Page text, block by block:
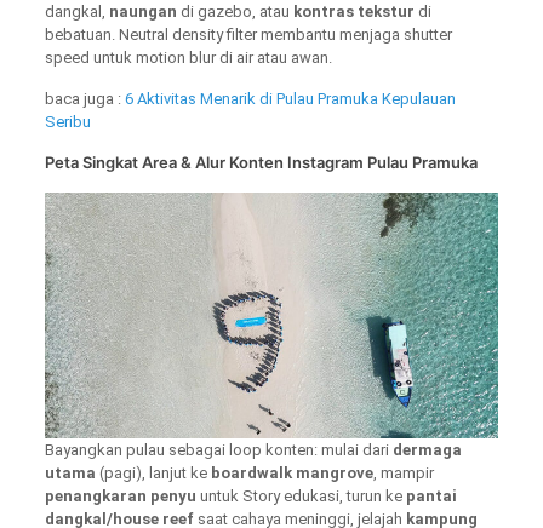
dangkal, naungan di gazebo, atau kontras tekstur di
bebatuan. Neutral density filter membantu menjaga shutter
speed untuk motion blur di air atau awan.
baca juga : 6 Aktivitas Menarik di Pulau Pramuka Kepulauan
Seribu
Peta Singkat Area & Alur Konten Instagram Pulau Pramuka
Bayangkan pulau sebagai loop konten: mulai dari dermaga
utama (pagi), lanjut ke boardwalk mangrove, mampir
penangkaran penyu untuk Story edukasi, turun ke pantai
dangkal/house reefsaat cahaya meninggi, jelajah kampung